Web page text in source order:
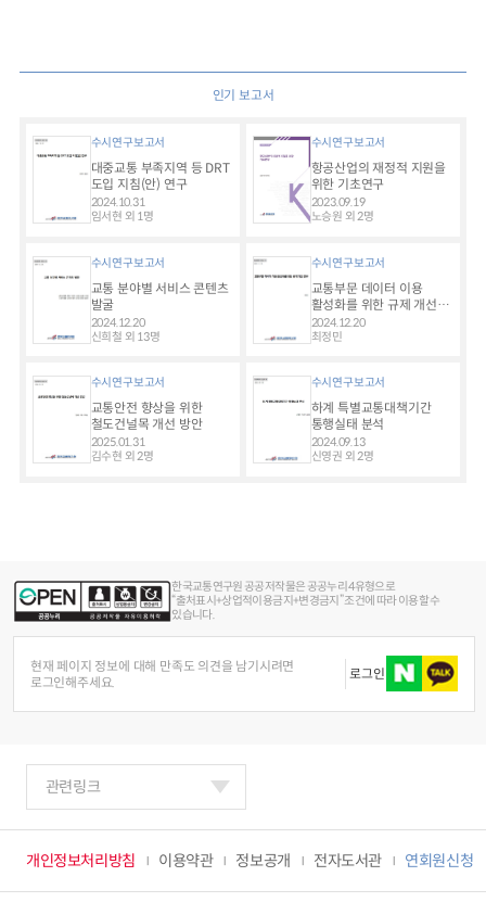
인기 보고서
수시연구보고서
대중교통 부족지역 등 DRT
도입 지침(안) 연구
2024.10.31
임서현 외 1명
수시연구보고서
항공산업의 재정적 지원을
위한 기초연구
2023.09.19
노승원 외 2명
수시연구보고서
교통 분야별 서비스 콘텐츠
발굴
2024.12.20
신희철 외 13명
수시연구보고서
교통부문 데이터 이용
활성화를 위한 규제 개선
연구
2024.12.20
최정민
수시연구보고서
교통안전 향상을 위한
철도건널목 개선 방안
2025.01.31
김수현 외 2명
수시연구보고서
하계 특별교통대책기간
통행실태 분석
2024.09.13
신영권 외 2명
한국교통연구원 공공저작물은 공공누리 4유형으로
“출처표시+상업적이용금지+변경금지” 조건에 따라 이용할 수
있습니다.
현재 페이지 정보에 대해 만족도 의견을 남기시려면
로그인해주세요.
로그인
개인정보처리방침 이용약관 정보공개 전자도서관 연회원신청
관련링크